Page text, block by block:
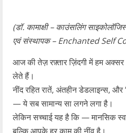
(डॉ. कामाक्षी – काउंसलिंग
एवं संस्थापक – Enchanted Self
आज की तेज़ रफ़्तार ज़िंदगी में हम अक्सर
लेते हैं।
नींद रहित रातें, अंतहीन डेडलाइन्स,
— ये सब सामान्य सा लगने लगा है।
लेकिन सच्चाई यह है कि — मानसिक